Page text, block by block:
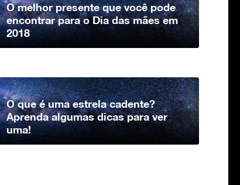
O melhor presente que você pode
encontrar para o Dia das mães em
2018
O que é uma estrela cadente?
Aprenda algumas dicas para ver
uma!